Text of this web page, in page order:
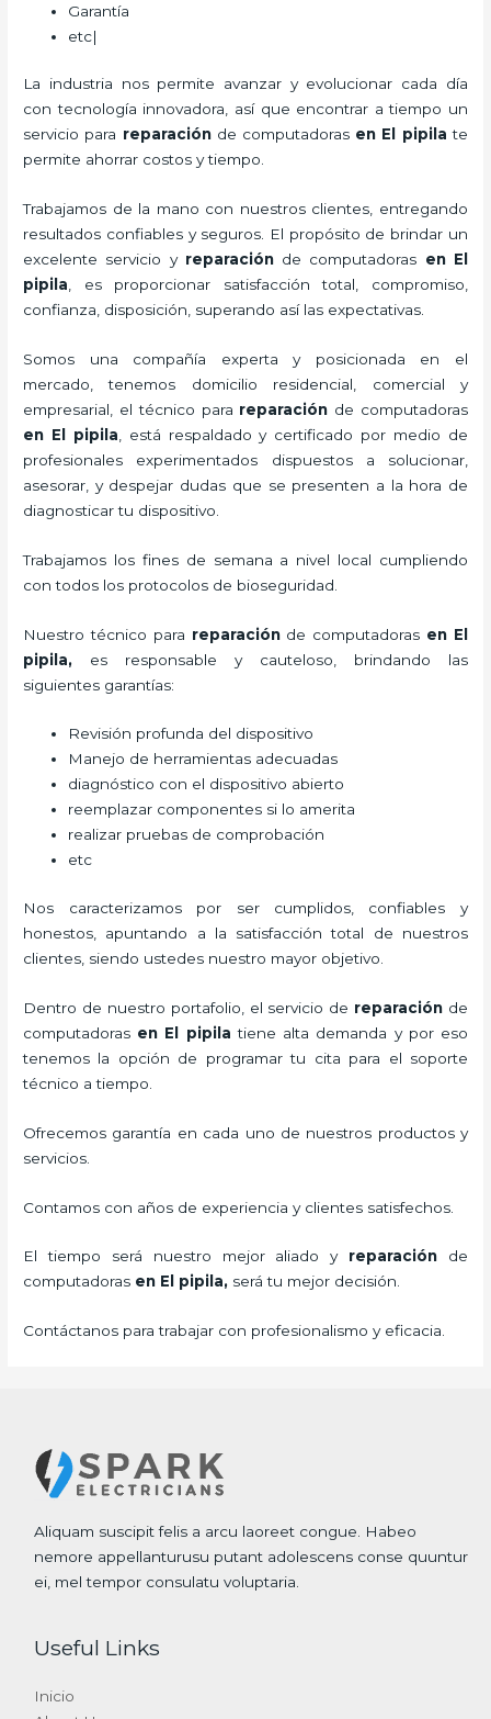
Garantía
etc|
La industria nos permite avanzar y evolucionar cada día
con tecnología innovadora, así que encontrar a tiempo un
servicio para reparaciónde computadoras en El pipila te
permite ahorrar costos y tiempo.
Trabajamos de la mano con nuestros clientes, entregando
resultados confiables y seguros. El propósito de brindar un
excelente servicio y reparaciónde computadoras en El
pipila , es proporcionar satisfacción total, compromiso,
confianza, disposición, superando así las expectativas.
Somos una compañía experta y posicionada en el
mercado, tenemos domicilio residencial, comercial y
empresarial, el técnico para reparación de computadoras
en El pipila , está respaldado y certificado por medio de
profesionales experimentados dispuestos a solucionar,
asesorar, y despejar dudas que se presenten a la hora de
diagnosticar tu dispositivo.
Trabajamos los fines de semana a nivel local cumpliendo
con todos los protocolos de bioseguridad.
Nuestro técnico para reparaciónde computadoras en El
pipila, es responsable y cauteloso, brindando las
siguientes garantías:
Revisión profunda del dispositivo
Manejo de herramientas adecuadas
diagnóstico con el dispositivo abierto
reemplazar componentes si lo amerita
realizar pruebas de comprobación
etc
Nos caracterizamos por ser cumplidos, confiables y
honestos, apuntando a la satisfacción total de nuestros
clientes, siendo ustedes nuestro mayor objetivo.
Dentro de nuestro portafolio, el servicio de reparación de
computadoras en El pipila tiene alta demanda y por eso
tenemos la opción de programar tu cita para el soporte
técnico a tiempo.
Ofrecemos garantía en cada uno de nuestros productos y
servicios.
Contamos con años de experiencia y clientes satisfechos.
El tiempo será nuestro mejor aliado y reparación de
computadoras en El pipila, será tu mejor decisión.
Contáctanos para trabajar con profesionalismo y eficacia.
Aliquam suscipit felis a arcu laoreet congue. Habeo
nemore appellanturusu putant adolescens conse quuntur
ei, mel tempor consulatu voluptaria.
Useful Links
Inicio